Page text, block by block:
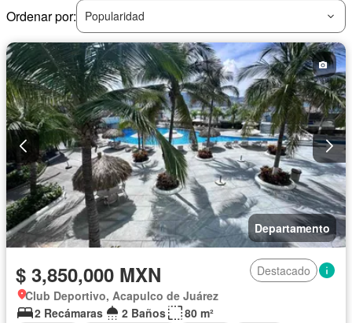
Ordenar por:
Popularidad
Departamento
$ 3,850,000 MXN
Destacado
Club Deportivo, Acapulco de Juárez
2 Recámaras
2 Baños
80 m²